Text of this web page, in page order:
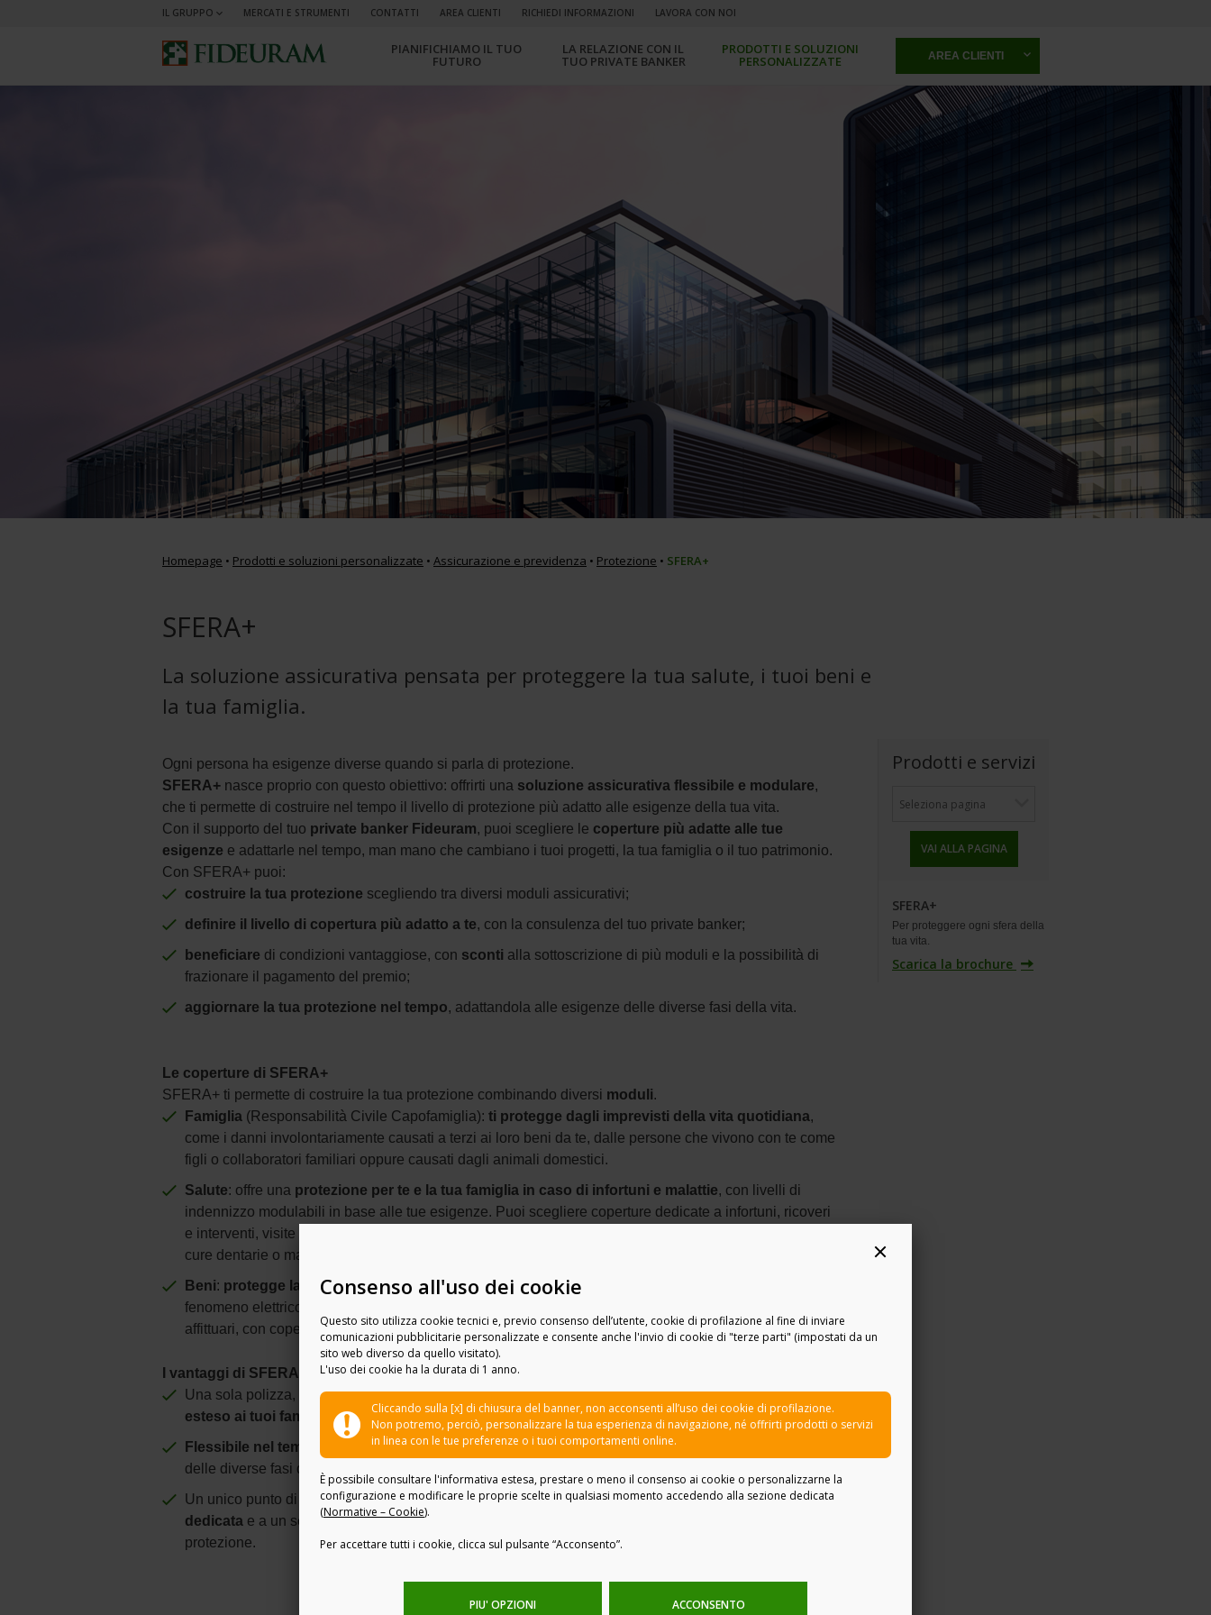
PIANIFICHIAMO IL TUO
FUTURO
LA RELAZIONE CON IL
TUO PRIVATE BANKER
PRODOTTI E SOLUZIONI
PERSONALIZZATE AREA CLIENTI
IL GRUPPO MERCATI E STRUMENTI CONTATTI AREA CLIENTI RICHIEDI INFORMAZIONI LAVORA CON NOI
Homepage • Prodotti e soluzioni personalizzate • Assicurazione e previdenza • Protezione • SFERA+
SFERA+
La soluzione assicurativa pensata per proteggere la tua salute, i tuoi beni e
la tua famiglia.
Ogni persona ha esigenze diverse quando si parla di protezione.
SFERA+ nasce proprio con questo obiettivo: offrirti una soluzione assicurativa flessibile e modulare,
che ti permette di costruire nel tempo il livello di protezione più adatto alle esigenze della tua vita.
Con il supporto del tuo private banker Fideuram, puoi scegliere le coperture più adatte alle tue
esigenze e adattarle nel tempo, man mano che cambiano i tuoi progetti, la tua famiglia o il tuo patrimonio.
Con SFERA+ puoi:
costruire la tua protezione scegliendo tra diversi moduli assicurativi;
definire il livello di copertura più adatto a te, con la consulenza del tuo private banker;
beneficiare di condizioni vantaggiose, con sconti alla sottoscrizione di più moduli e la possibilità di
frazionare il pagamento del premio;
aggiornare la tua protezione nel tempo, adattandola alle esigenze delle diverse fasi della vita.
Le coperture di SFERA+
SFERA+ ti permette di costruire la tua protezione combinando diversi moduli.
Famiglia (Responsabilità Civile Capofamiglia): ti protegge dagli imprevisti della vita quotidiana,
come i danni involontariamente causati a terzi ai loro beni da te, dalle persone che vivono con te come
figli o collaboratori familiari oppure causati dagli animali domestici.
Salute: offre una protezione per te e la tua famiglia in caso di infortuni e malattie, con livelli di
indennizzo modulabili in base alle tue esigenze. Puoi scegliere coperture dedicate a infortuni, ricoveri
e interventi, visite specialistiche, prevenzione e farmaci, diagnostica e analisi, fisioterapia, oculistica e
cure dentarie o malattie gravi.
Beni: protegge la casa e il suo contenutoda eventi come incendio, allagamento da rottura di tubi,
fenomeno elettrico, furto, terremoto o alluvione. È una soluzione pensata sia per i proprietari sia per gli
affittuari, con coperture dedicate per entrambe le esigenze.
I vantaggi di SFERA+
Una sola polizza, molte protezioni:un unico contrattoche può coprire diverse esigenze epuò essere
esteso ai tuoi familiari e a più abitazioni .
Flessibile nel tempo
: puoi scegliere tra più opzioni, modificabili nel tempo in base a nuovi bisogni
delle diverse fasi della vita
Un unico punto di riferimento: con il tuoprivate banker Fideuramhai accesso a una consulenza
dedicata e a un servizio integrato, pensato per accompagnarti nella gestione delle tue esigenze di
protezione.
Prodotti e servizi
VAI ALLA PAGINA
SFERA+
Per proteggere ogni sfera della
tua vita.
Scarica la brochure
Consenso all'uso dei cookie
Questo sito utilizza cookie tecnici e, previo consenso dell’utente, cookie di profilazione al fine di inviare
comunicazioni pubblicitarie personalizzate e consente anche l'invio di cookie di "terze parti" (impostati da un
sito web diverso da quello visitato).
L'uso dei cookie ha la durata di 1 anno.
Cliccando sulla [x] di chiusura del banner, non acconsenti all’uso dei cookie di profilazione.
Non potremo, perciò, personalizzare la tua esperienza di navigazione, né offrirti prodotti o servizi
in linea con le tue preferenze o i tuoi comportamenti online.
È possibile consultare l'informativa estesa, prestare o meno il consenso ai cookie o personalizzarne la
configurazione e modificare le proprie scelte in qualsiasi momento accedendo alla sezione dedicata
(Normative – Cookie).
Per accettare tutti i cookie, clicca sul pulsante “Acconsento”.
PIU' OPZIONI ACCONSENTO